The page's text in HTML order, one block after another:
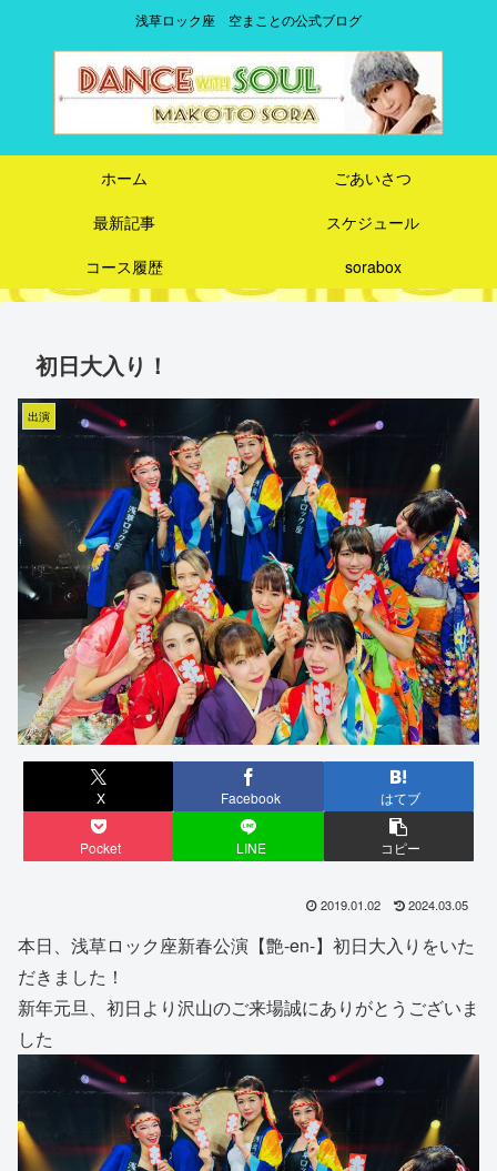
浅草ロック座 空まことの公式ブログ
ホーム
ごあいさつ
最新記事
スケジュール
コース履歴
sorabox
初日大入り！
出演
X Facebook はてブ
Pocket LINE コピー
2019.01.02 2024.03.05
本日、浅草ロック座新春公演【艶-en-】初日大入りをいた
だきました！
新年元旦、初日より沢山のご来場誠にありがとうございま
した